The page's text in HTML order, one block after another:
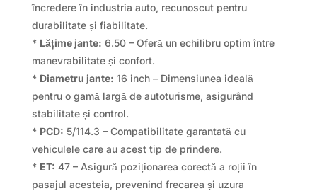
încredere în industria auto, recunoscut pentru
durabilitate și fiabilitate.
* Lățime jante: 6.50 – Oferă un echilibru optim între
manevrabilitate și confort.
* Diametru jante: 16 inch – Dimensiunea ideală
pentru o gamă largă de autoturisme, asigurând
stabilitate și control.
* PCD: 5/114.3 – Compatibilitate garantată cu
vehiculele care au acest tip de prindere.
* ET: 47 – Asigură poziționarea corectă a roții în
pasajul acesteia, prevenind frecarea și uzura